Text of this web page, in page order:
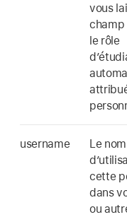
vous
champ
le rôle
username
Le nom
cette
dans
ou